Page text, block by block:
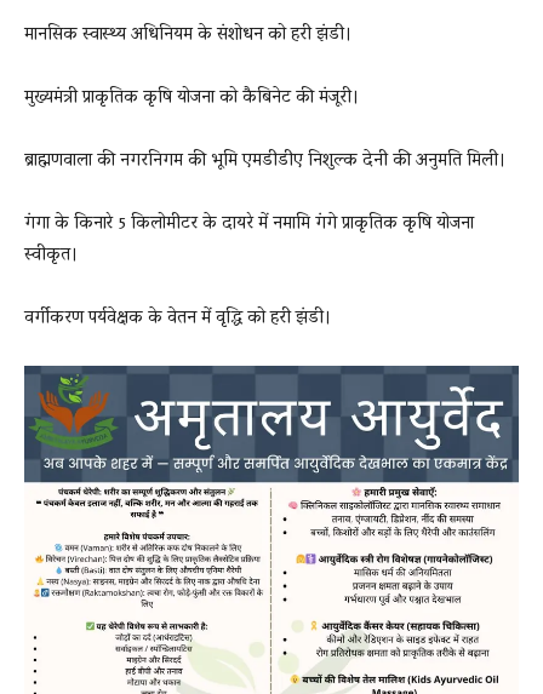
मानसिक स्वास्थ्य अधिनियम के संशोधन को हरी झंडी।
मुख्यमंत्री प्राकृतिक कृषि योजना को कैबिनेट की मंजूरी।
ब्राह्मणवाला की नगरनिगम की भूमि एमडीडीए निशुल्क देनी की अनुमति मिली।
गंगा के किनारे 5 किलोमीटर के दायरे में नमामि गंगे प्राकृतिक कृषि योजना
स्वीकृत।
वर्गीकरण पर्यवेक्षक के वेतन में वृद्धि को हरी झंडी।